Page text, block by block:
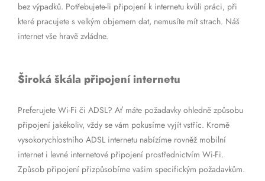
bez výpadků. Potřebujete-li připojení k internetu kvůli práci, při
které pracujete s velkým objemem dat, nemusíte mít strach. Náš
internet vše hravě zvládne.
Široká škála připojení internetu
Preferujete Wi-Fi či ADSL? Ať máte požadavky ohledně způsobu
připojení jakékoliv, vždy se vám pokusíme vyjít vstříc. Kromě
vysokorychlostního ADSL internetu nabízíme rovněž mobilní
internet i levné internetové připojení prostřednictvím Wi-Fi.
Způsob připojení přizpůsobíme vašim specifickým požadavkům.